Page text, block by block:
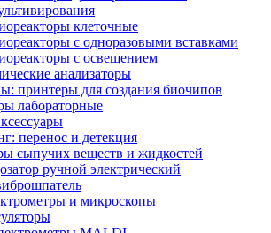
клеточные
с одноразовыми вставками
с освещением
анализаторы
принтеры для создания биочипов
лабораторные
перенос и детекция
сыпучих веществ и жидкостей
ручной электрический
и микроскопы